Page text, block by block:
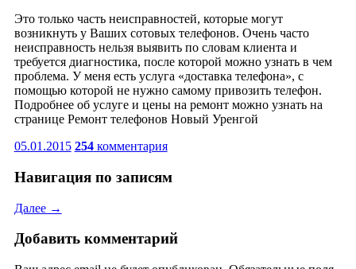
Это только часть неисправностей, которые могут
возникнуть у Ваших сотовых телефонов. Очень часто
неисправность нельзя выявить по словам клиента и
требуется диагностика, после которой можно узнать в чем
проблема. У меня есть услуга «доставка телефона», с
помощью которой не нужно самому привозить телефон.
Подробнее об услуге и цены на ремонт можно узнать на
странице Ремонт телефонов Новый Уренгой
05.01.2015 254комментария
Навигация по записям
Далее →
Добавить комментарий